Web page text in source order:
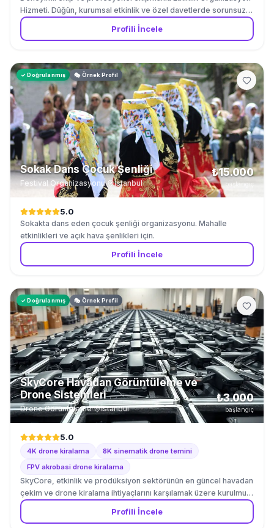
Hizmeti. Düğün, kurumsal etkinlik ve özel davetlerde sorunsuz
hizmet garantisi. İstanbul merkezli, çevre illere hizmet verilir.
Profili İncele
✓ Doğrulanmış 🎭 Örnek Profil
Sokak Dans Çocuk Şenliği
Festival Organizasyonu· İstanbul
₺15.000
başlangıç
5.0
Sokakta dans eden çocuk şenliği organizasyonu. Mahalle
etkinlikleri ve açık hava şenlikleri için.
Profili İncele
✓ Doğrulanmış 🎭 Örnek Profil
SkyCore Havadan Görüntüleme ve
Drone Sistemleri
Drone Görüntüleme· İstanbul
₺3.000
başlangıç
5.0
4K drone kiralama
8K sinematik drone temini
FPV akrobasi drone kiralama
SkyCore, etkinlik ve prodüksiyon sektörünün en güncel havadan
çekim ve drone kiralama ihtiyaçlarını karşılamak üzere kurulmuş
öncü bir teknik ekipman sağlayıcısıdır. Sektördeki teknolojik
gelişmeleri yakından takip ederek kurulan firmamız, ilk günden
Profili İncele